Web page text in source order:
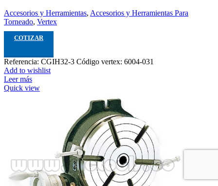
Accesorios y Herramientas, Accesorios y Herramientas Para
Torneado, Vertex
COTIZAR
Referencia: CGIH32-3 Código vertex: 6004-031
Add to wishlist
Leer más
Quick view